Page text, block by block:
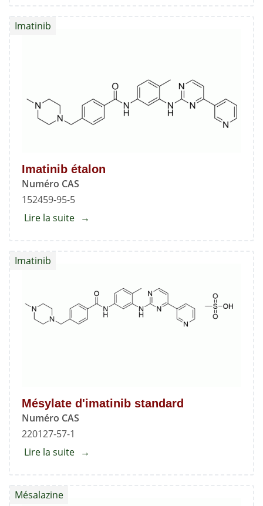
Imatinib étalon
Numéro CAS
152459-95-5
Imatinib
Lire la suite about
Mésylate d'imatinib standard
Numéro CAS
220127-57-1
Imatinib
Lire la suite about
Mésalazine